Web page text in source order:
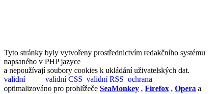
Tyto stránky byly vytvořeny prostřednictvím redakčního systému
napsaného v PHP jazyce
a nepoužívají soubory cookies k ukládání uživatelských dat.
optimalizováno pro prohlížeče SeaMonkey , Firefox , Opera a